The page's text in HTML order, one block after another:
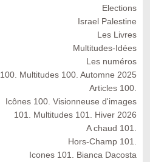
Elections
Israel Palestine
Les Livres
Multitudes-Idées
Les numéros
100. Multitudes 100. Automne 2025
Articles 100.
Icônes 100. Visionneuse d'images
101. Multitudes 101. Hiver 2026
A chaud 101.
Hors-Champ 101.
Icones 101. Bianca Dacosta